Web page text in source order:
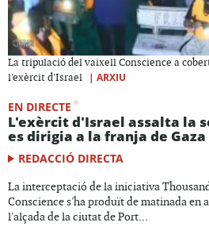
La tripulació del vaixell Conscience a
l'exèrcit d'Israel
| ARXIU
EN DIRECTE
L'exèrcit d'Israel assalta la
es dirigia a la franja de Gaza
REDACCIÓ DIRECTA
La interceptació de la iniciativa
Conscience s'ha produït de matinada en
l'alçada de la ciutat de Port...